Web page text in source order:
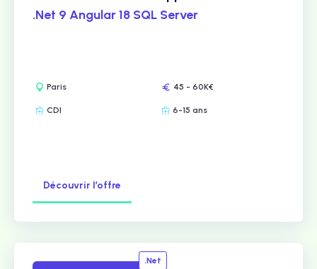
.Net 9 Angular 18 SQL Server
Paris 45 - 60K€
CDI 6-15 ans
Découvrir l’offre
.Net